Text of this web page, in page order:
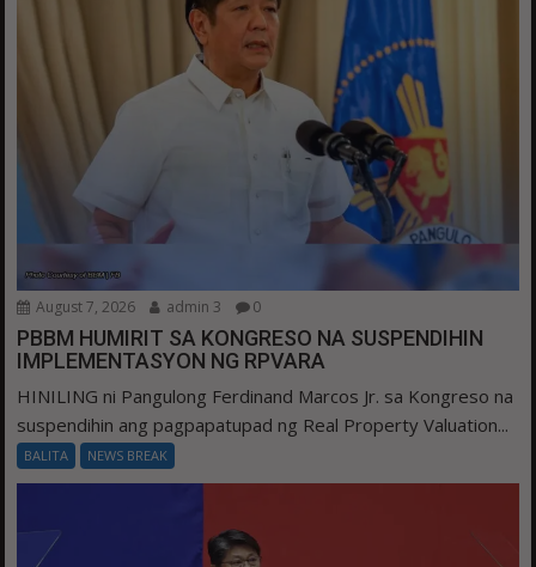
August 7, 2026 admin 3 0
PBBM HUMIRIT SA KONGRESO NA SUSPENDIHIN
IMPLEMENTASYON NG RPVARA
HINILING ni Pangulong Ferdinand Marcos Jr. sa Kongreso na
suspendihin ang pagpapatupad ng Real Property Valuation...
BALITA NEWS BREAK